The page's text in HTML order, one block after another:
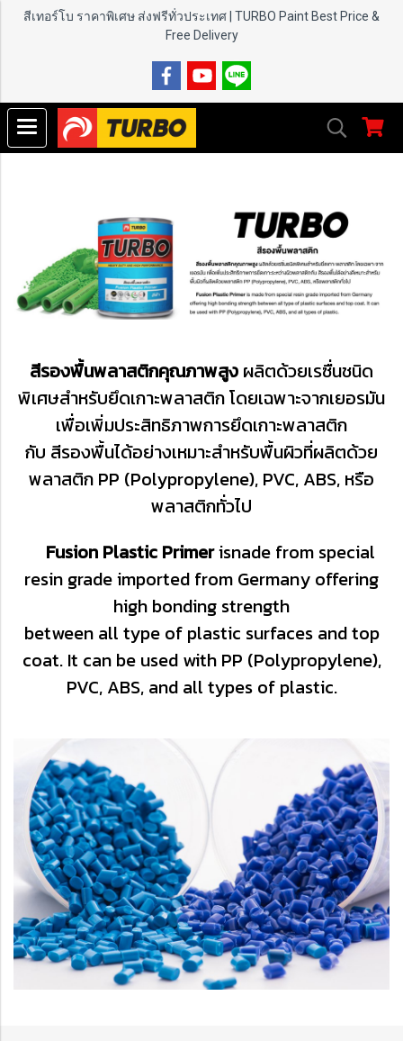
สีเทอร์โบ ราคาพิเศษ ส่งฟรีทั่วประเทศ | TURBO Paint Best Price &
Free Delivery
สีรองพื้นพลาสติกคุณภาพสูง ผลิตด้วยเรซื่นชนิด
พิเศษสำหรับยึดเกาะพลาสติก โดยเฉพาะจากเยอรมัน
เพื่อเพิ่มประสิทธิภาพการยึดเกาะพลาสติก
กับ สีรองพื้นได้อย่างเหมาะสำหรับพื้นผิวที่ผลิตด้วย
พลาสติก PP (Polypropylene), PVC, ABS, หรือ
พลาสติกทั่วไป
Fusion Plastic Primerisnade from special
resin grade imported from Germany offering
high bonding strength
between all type of plastic surfaces and top
coat. It can be used with PP (Polypropylene),
PVC, ABS, and all types of plastic.